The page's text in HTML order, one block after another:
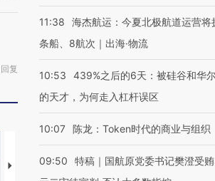
回复
视线｜HYROX的吸金
马航飞行员跨国走私7万
11:38
海杰航运：今夏北极航道运营将
条船、8航次｜出海·物流
10:53
439%之后的6天：被硅谷和华
的天才，为何走入杠杆误区
10:07 陈龙：Token时代的商业与组织
09:50
特稿｜国航原党委书记樊澄受